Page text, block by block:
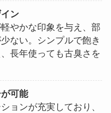
ン
やかな印象を与え、部
ない。シンプルで飽き
長年使っても古臭さを
可能
ョンが充実しており、